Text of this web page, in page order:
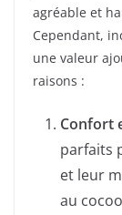
agréable et
Cependant,
une valeur
raisons :
Confort
parfaits
et leur
au